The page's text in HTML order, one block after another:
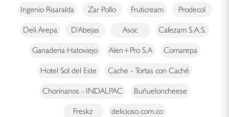
Ingenio Risaralda Zar Pollo Fruticream Prodecol
Deli Arepa D'Abejas Asoc Cafezam S.A.S.
Ganaderia Hatoviejo Alen+Pro S.A Comarepa
Hotel Sol del Este Cache - Tortas con Caché
Chorinanos - INDALPAC Buñueloncheese
Freskz delicioso.com.co